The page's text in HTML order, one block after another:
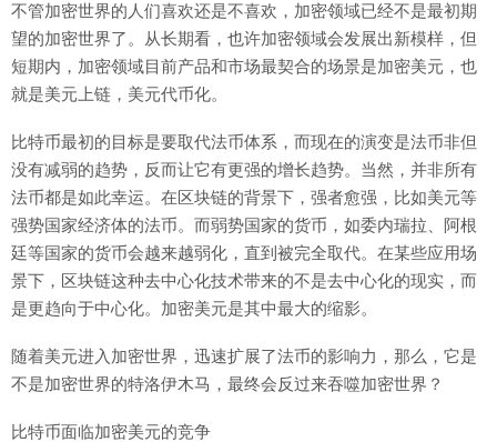
不管加密世界的人们喜欢还是不喜欢，加密领域已经不是最初期
望的加密世界了。从长期看，也许加密领域会发展出新模样，但
短期内，加密领域目前产品和市场最契合的场景是加密美元，也
就是美元上链，美元代币化。
比特币最初的目标是要取代法币体系，而现在的演变是法币非但
没有减弱的趋势，反而让它有更强的增长趋势。当然，并非所有
法币都是如此幸运。在区块链的背景下，强者愈强，比如美元等
强势国家经济体的法币。而弱势国家的货币，如委内瑞拉、阿根
廷等国家的货币会越来越弱化，直到被完全取代。在某些应用场
景下，区块链这种去中心化技术带来的不是去中心化的现实，而
是更趋向于中心化。加密美元是其中最大的缩影。
随着美元进入加密世界，迅速扩展了法币的影响力，那么，它是
不是加密世界的特洛伊木马，最终会反过来吞噬加密世界？
比特币面临加密美元的竞争